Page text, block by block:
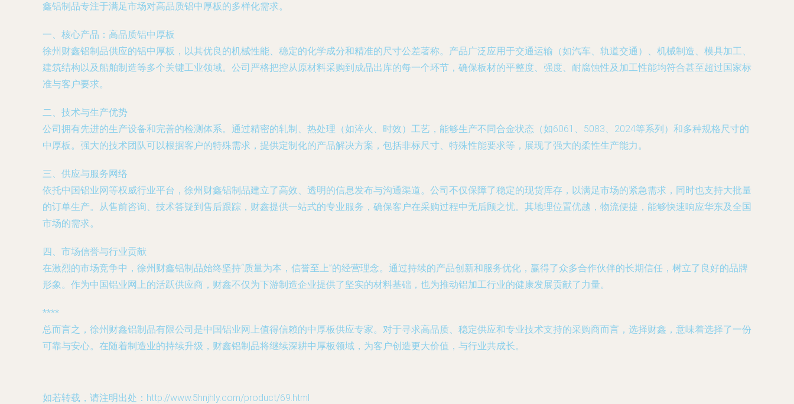
鑫铝制品专注于满足市场对高品质铝中厚板的多样化需求。
一、核心产品：高品质铝中厚板
徐州财鑫铝制品供应的铝中厚板，以其优良的机械性能、稳定的化学成分和精准的尺寸公差著称。产品广泛应用于交通运输（如汽车、轨道交通）、机械制造、模具加工、
建筑结构以及船舶制造等多个关键工业领域。公司严格把控从原材料采购到成品出库的每一个环节，确保板材的平整度、强度、耐腐蚀性及加工性能均符合甚至超过国家标
准与客户要求。
二、技术与生产优势
公司拥有先进的生产设备和完善的检测体系。通过精密的轧制、热处理（如淬火、时效）工艺，能够生产不同合金状态（如6061、5083、2024等系列）和多种规格尺寸的
中厚板。强大的技术团队可以根据客户的特殊需求，提供定制化的产品解决方案，包括非标尺寸、特殊性能要求等，展现了强大的柔性生产能力。
三、供应与服务网络
依托中国铝业网等权威行业平台，徐州财鑫铝制品建立了高效、透明的信息发布与沟通渠道。公司不仅保障了稳定的现货库存，以满足市场的紧急需求，同时也支持大批量
的订单生产。从售前咨询、技术答疑到售后跟踪，财鑫提供一站式的专业服务，确保客户在采购过程中无后顾之忧。其地理位置优越，物流便捷，能够快速响应华东及全国
市场的需求。
四、市场信誉与行业贡献
在激烈的市场竞争中，徐州财鑫铝制品始终坚持“质量为本，信誉至上”的经营理念。通过持续的产品创新和服务优化，赢得了众多合作伙伴的长期信任，树立了良好的品牌
形象。作为中国铝业网上的活跃供应商，财鑫不仅为下游制造企业提供了坚实的材料基础，也为推动铝加工行业的健康发展贡献了力量。
****
总而言之，徐州财鑫铝制品有限公司是中国铝业网上值得信赖的中厚板供应专家。对于寻求高品质、稳定供应和专业技术支持的采购商而言，选择财鑫，意味着选择了一份
可靠与安心。在随着制造业的持续升级，财鑫铝制品将继续深耕中厚板领域，为客户创造更大价值，与行业共成长。
如若转载，请注明出处：http://www.5hnjhly.com/product/69.html